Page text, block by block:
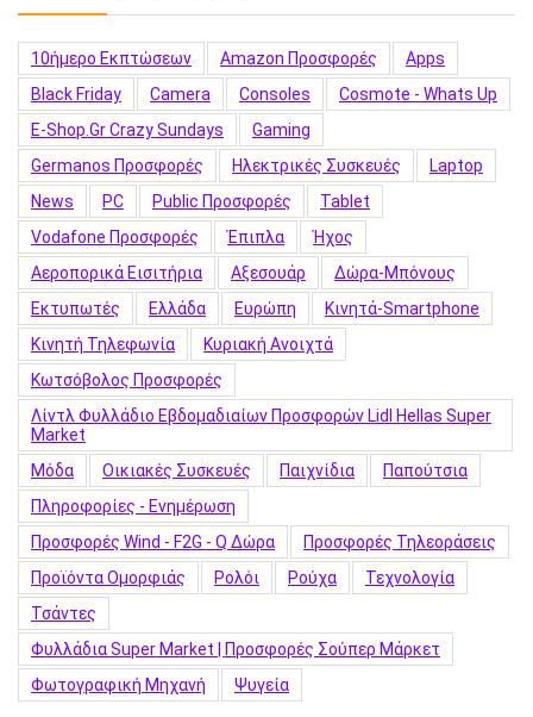
10ήμερο Εκπτώσεων Amazon Προσφορές
Apps
Black Friday
Camera Consoles
Cosmote - Whats Up
E-Shop.gr Crazy Sundays
Gaming
Germanos Προσφορές
Hλεκτρικές Συσκευές
Laptop
News
PC Public Προσφορές
Tablet
Vodafone Προσφορές
Έπιπλα
Ήχος
Αεροπορικά Εισιτήρια
Αξεσουάρ
Δώρα-Μπόνους
Εκτυπωτές
Ελλάδα Ευρώπη
Κινητά-Smartphone
Κινητή Τηλεφωνία
Κυριακή Ανοιχτά
Κωτσόβολος Προσφορές
Λίντλ Φυλλάδιο Εβδομαδιαίων Προσφορών Lidl Hellas Super
Market
Μόδα
Οικιακές Συσκευές Παιχνίδια
Παπούτσια
Πληροφορίες - Ενημέρωση
Προσφορές Wind - F2G - Q Δώρα
Προσφορές Τηλεοράσεις
Προϊόντα Ομορφιάς
Ρολόι Ρούχα
Τεχνολογία
Τσάντες
Φυλλάδια Super Market | Προσφορές Σούπερ Μάρκετ
Φωτογραφική Μηχανή
Ψυγεία